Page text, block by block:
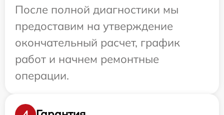
После полной диагностики мы
предоставим на утверждение
окончательный расчет, график
работ и начнем ремонтные
операции.